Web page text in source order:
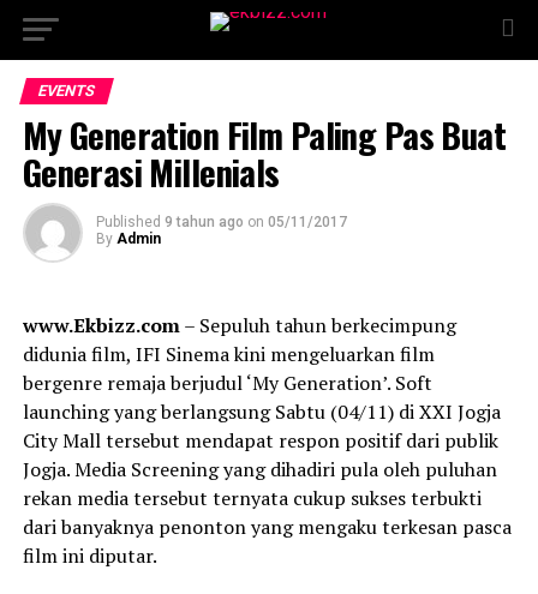
EVENTS
My Generation Film Paling Pas Buat
Generasi Millenials
Published 9 tahun ago on 05/11/2017
By Admin
www.Ekbizz.com– Sepuluh tahun berkecimpung
didunia film, IFI Sinema kini mengeluarkan film
bergenre remaja berjudul ‘My Generation’. Soft
launching yang berlangsung Sabtu (04/11) di XXI Jogja
City Mall tersebut mendapat respon positif dari publik
Jogja. Media Screening yang dihadiri pula oleh puluhan
rekan media tersebut ternyata cukup sukses terbukti
dari banyaknya penonton yang mengaku terkesan pasca
film ini diputar.